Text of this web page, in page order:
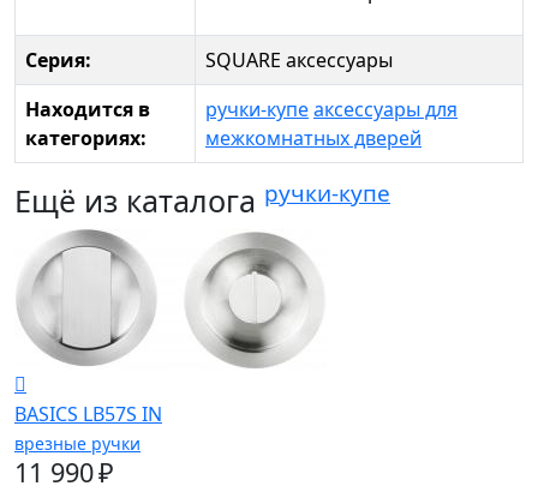
Серия:
SQUARE аксессуары
Находится в
категориях:
ручки-купеаксессуары для
межкомнатных дверей
Ещё из каталога ручки-купе
BASICS LB57S IN
врезные ручки
11 990 ₽